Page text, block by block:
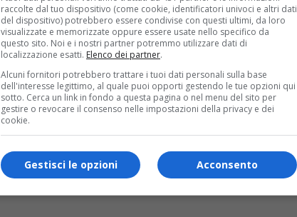
raccolte dal tuo dispositivo (come cookie, identificatori univoci e altri dati
del dispositivo) potrebbero essere condivise con questi ultimi, da loro
visualizzate e memorizzate oppure essere usate nello specifico da
questo sito. Noi e i nostri partner potremmo utilizzare dati di
localizzazione esatti. Elenco dei partner.
Alcuni fornitori potrebbero trattare i tuoi dati personali sulla base
dell'interesse legittimo, al quale puoi opporti gestendo le tue opzioni qui
sotto. Cerca un link in fondo a questa pagina o nel menu del sito per
gestire o revocare il consenso nelle impostazioni della privacy e dei
cookie.
Acconsento
Gestisci le opzioni